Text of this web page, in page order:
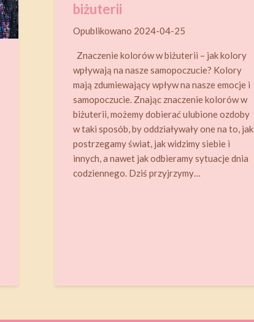
biżuterii
Opublikowano 2024-04-25
Znaczenie kolorów w biżuterii – jak kolory
wpływają na nasze samopoczucie? Kolory
mają zdumiewający wpływ na nasze emocje i
samopoczucie. Znając znaczenie kolorów w
biżuterii, możemy dobierać ulubione ozdoby
w taki sposób, by oddziaływały one na to, jak
postrzegamy świat, jak widzimy siebie i
innych, a nawet jak odbieramy sytuacje dnia
codziennego. Dziś przyjrzymy…